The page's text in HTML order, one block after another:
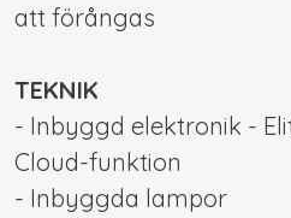
att förångas
TEKNIK
- Inbyggd elektronik -
Cloud-funktion
- Inbyggda lampor